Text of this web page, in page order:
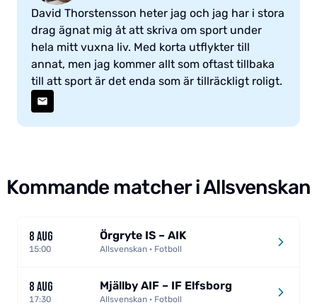
David Thorstensson heter jag och jag har i stora
drag ägnat mig åt att skriva om sport under
hela mitt vuxna liv. Med korta utflykter till
annat, men jag kommer allt som oftast tillbaka
till att sport är det enda som är tillräckligt roligt.
Kommande matcher i Allsvenskan
8 AUG
15:00
Örgryte IS – AIK
Allsvenskan · Fotboll
8 AUG
17:30
Mjällby AIF – IF Elfsborg
Allsvenskan · Fotboll